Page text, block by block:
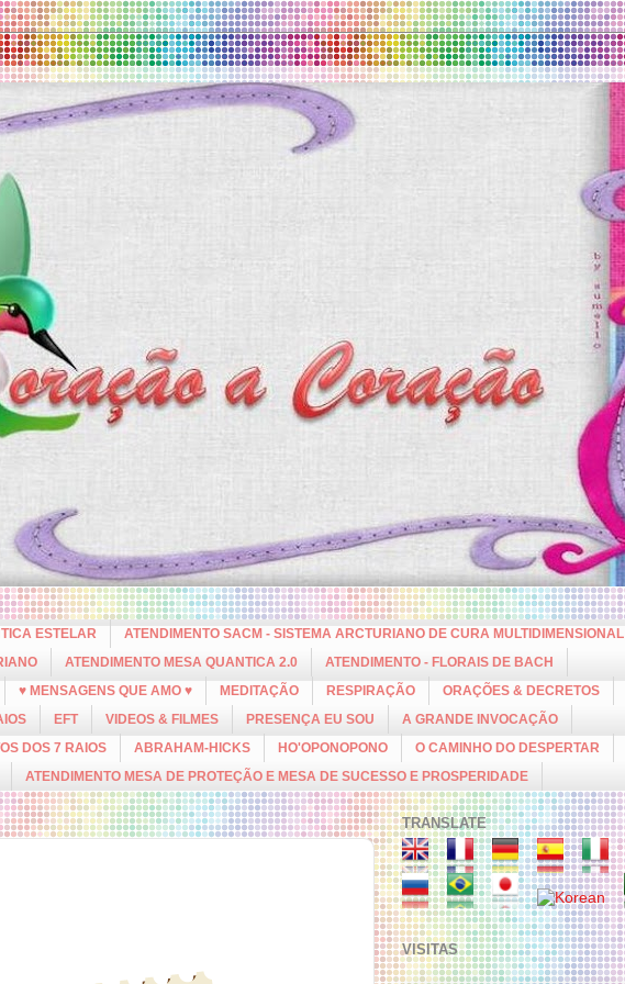
ESTELAR
ATENDIMENTO SACM - SISTEMA ARCTURIANO DE CURA MULTIDIMENSIONAL
ATENDIMENTO MESA QUANTICA 2.0
ATENDIMENTO - FLORAIS DE BACH
♥ MENSAGENS QUE AMO ♥ MEDITAÇÃO RESPIRAÇÃO ORAÇÕES & DECRETOS
EFT VIDEOS & FILMES PRESENÇA EU SOU
A GRANDE INVOCAÇÃO
DOS 7 RAIOS ABRAHAM-HICKS HO'OPONOPONO O CAMINHO DO DESPERTAR
ATENDIMENTO MESA DE PROTEÇÃO E MESA DE SUCESSO E PROSPERIDADE
TRANSLATE
VISITAS